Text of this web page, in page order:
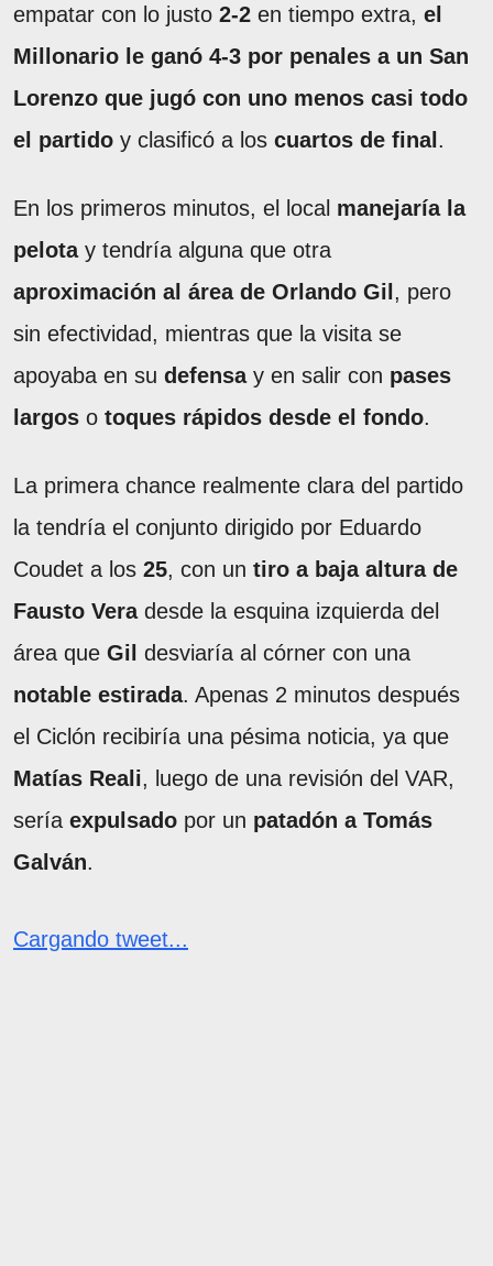
empatar con lo justo 2-2 en tiempo extra, el
Millonario le ganó 4-3 por penales a un San
Lorenzo que jugó con uno menos casi todo
el partido y clasificó a los cuartos de final .
En los primeros minutos, el local manejaría la
pelotay tendría alguna que otra
aproximación al área de Orlando Gil , pero
sin efectividad, mientras que la visita se
apoyaba en su defensay en salir con pases
largos o toques rápidos desde el fondo.
La primera chance realmente clara del partido
la tendría el conjunto dirigido por Eduardo
Coudet a los 25, con un tiro a baja altura de
Fausto Veradesde la esquina izquierda del
área que Gil desviaría al córner con una
notable estirada. Apenas 2 minutos después
el Ciclón recibiría una pésima noticia, ya que
Matías Reali, luego de una revisión del VAR,
sería expulsado por un patadón a Tomás
Galván.
Cargando tweet...